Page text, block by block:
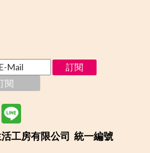
工房有限公司 統一編號